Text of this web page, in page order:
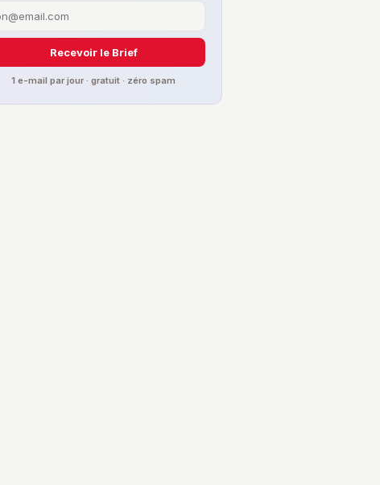
Recevoir le Brief
1 e-mail par jour · gratuit · zéro spam